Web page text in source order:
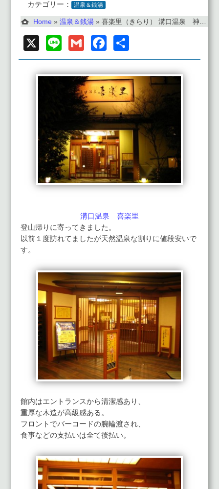
カテゴリー： 温泉＆銭湯
Home » 温泉＆銭湯 » 喜楽里（きらり） 溝口温泉 神奈川県川崎市 #022
X Line GmailFacebook
有
溝口温泉 喜楽里
登山帰りに寄ってきました。
以前１度訪れてましたが天然温泉な割りに値段安いで
す。
館内はエントランスから清潔感あり、
重厚な木造が高級感ある。
フロントでバーコードの腕輪渡され、
食事などの支払いは全て後払い。